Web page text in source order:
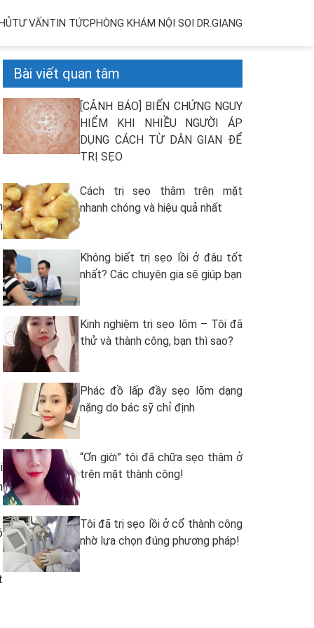
TƯ VẤNTIN TỨCPHÒNG KHÁM NỘI SOI DR.GIANG
Bài viết quan tâm
[CẢNH BÁO] BIẾN CHỨNG NGUY
HIỂM KHI NHIỀU NGƯỜI ÁP
DỤNG CÁCH TỪ DÂN GIAN ĐỂ
TRỊ SẸO
Cách trị sẹo thâm trên mặt
nhanh chóng và hiệu quả nhất
Không biết trị sẹo lồi ở đâu tốt
nhất? Các chuyên gia sẽ giúp bạn
Kinh nghiệm trị sẹo lõm – Tôi đã
thử và thành công, bạn thì sao?
Phác đồ lấp đầy sẹo lõm dạng
nặng do bác sỹ chỉ định
“Ơn giời” tôi đã chữa sẹo thâm ở
trên mặt thành công!
Tôi đã trị sẹo lồi ở cổ thành công
nhờ lựa chọn đúng phương pháp!